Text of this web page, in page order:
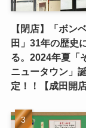
【閉店】「ボン
田」31年の歴史
る。2024年夏「
ニュータウン」
定！！【成田開